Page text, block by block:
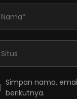
Simpan nama,
berikutnya.